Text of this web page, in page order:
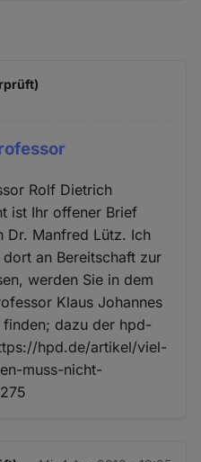
Rolf Dietrich
ist Ihr offener Brief
Dr. Manfred Lütz. Ich
an Bereitschaft zur
werden Sie in dem
Klaus Johannes
dazu der hpd-
hpd.de/artikel/viel-
muss-nicht-